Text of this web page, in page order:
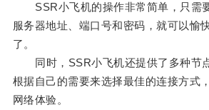
SSR小飞机的操作非常简单，只需
服务器地址、端口号和密码，就可以愉
了。
同时，SSR小飞机还提供了多种节
根据自己的需要来选择最佳的连接方式
网络体验。